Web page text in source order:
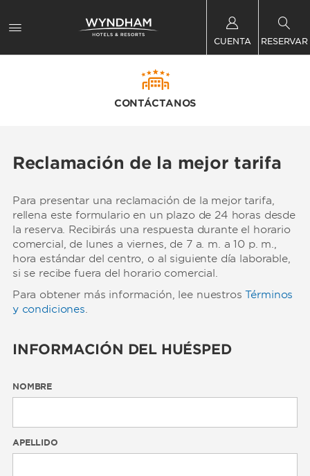
CUENTA RESERVAR
CONTÁCTANOS
Reclamación de la mejor tarifa
Para presentar una reclamación de la mejor tarifa,
rellena este formulario en un plazo de 24 horas desde
la reserva. Recibirás una respuesta durante el horario
comercial, de lunes a viernes, de 7 a. m. a 10 p. m.,
hora estándar del centro, o al siguiente día laborable,
si se recibe fuera del horario comercial.
Para obtener más información, lee nuestrosTérminos
y condiciones.
INFORMACIÓN DEL HUÉSPED
NOMBRE
APELLIDO